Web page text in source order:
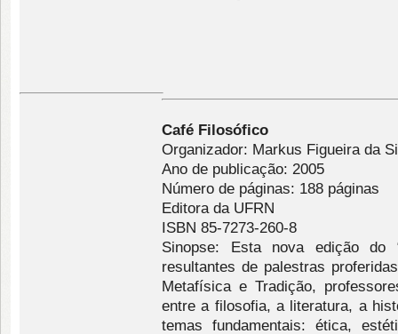
Café Filosófico
Organizador: Markus Figueira da
Ano de publicação: 2005
Número de páginas: 188 páginas
Editora da UFRN
ISBN 85-7273-260-8
Sinopse: Esta nova edição do
resultantes de palestras
Metafísica e Tradição,
entre a filosofia, a literatura, a
temas fundamentais: ética,